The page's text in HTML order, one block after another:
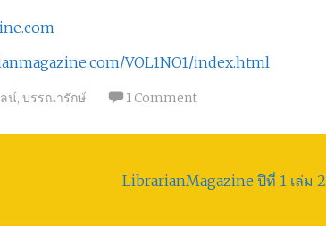
VOL1NO1/index.html
น์, บรรณารักษ์ 1 Comment
LibrarianMagazine ปีที่ 1 เล่ม 2